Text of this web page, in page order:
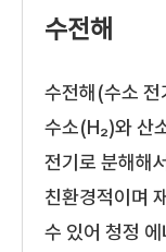
수전해
수전해(수소
수소(H₂)와 산
전기로 분해해
친환경적이며
수 있어 청정